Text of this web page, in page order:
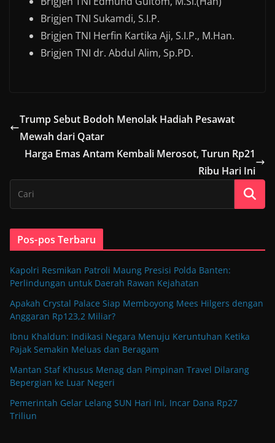
Brigjen TNI Sukamdi, S.I.P.
Brigjen TNI Herfin Kartika Aji, S.I.P., M.Han.
Brigjen TNI dr. Abdul Alim, Sp.PD.
Trump Sebut Bodoh Menolak Hadiah Pesawat
Mewah dari Qatar
Harga Emas Antam Kembali Merosot, Turun Rp21
Ribu Hari Ini
Pos-pos Terbaru
Kapolri Resmikan Patroli Maung Presisi Polda Banten:
Perlindungan untuk Daerah Rawan Kejahatan
Apakah Crystal Palace Siap Memboyong Mees Hilgers dengan
Anggaran Rp123,2 Miliar?
Ibnu Khaldun: Indikasi Negara Menuju Keruntuhan Ketika
Pajak Semakin Meluas dan Beragam
Mantan Staf Khusus Menag dan Pimpinan Travel Dilarang
Bepergian ke Luar Negeri
Pemerintah Gelar Lelang SUN Hari Ini, Incar Dana Rp27
Triliun